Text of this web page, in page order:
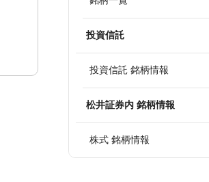
投資信託
投資信託 銘柄情報
松井証券内 銘柄情報
株式 銘柄情報